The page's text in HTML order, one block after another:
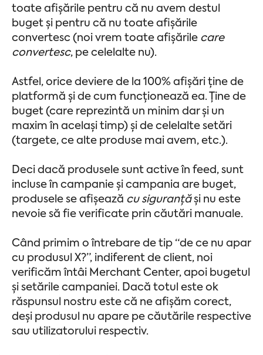
toate afișările pentru că nu avem destul
buget și pentru că nu toate afișările
convertesc (noi vrem toate afișările care
convertesc, pe celelalte nu).
Astfel, orice deviere de la 100% afișări ține de
platformă și de cum funcționează ea. Ține de
buget (care reprezintă un minim dar și un
maxim în același timp) și de celelalte setări
(targete, ce alte produse mai avem, etc.).
Deci dacă produsele sunt active în feed, sunt
incluse în campanie și campania are buget,
produsele se afișează cu siguranțăși nu este
nevoie să fie verificate prin căutări manuale.
Când primim o întrebare de tip “de ce nu apar
cu produsul X?”, indiferent de client, noi
verificăm întâi Merchant Center, apoi bugetul
și setările campaniei. Dacă totul este ok
răspunsul nostru este că ne afișăm corect,
deși produsul nu apare pe căutările respective
sau utilizatorului respectiv.